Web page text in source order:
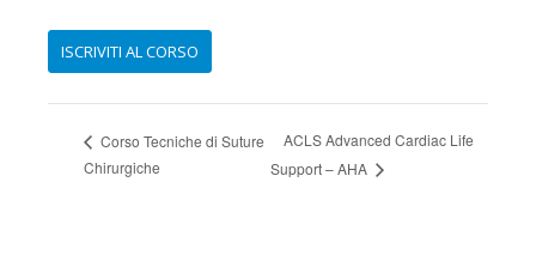
Corso Tecniche di Suture
Chirurgiche
ACLS Advanced Cardiac Life
Support – AHA